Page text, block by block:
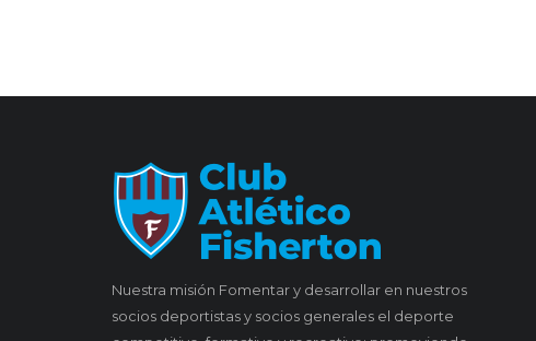
Nuestra misión Fomentar y desarrollar en nuestros
socios deportistas y socios generales el deporte